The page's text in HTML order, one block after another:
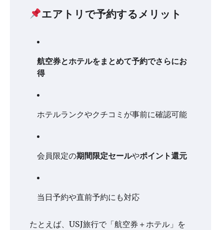
エアトリで予約するメリット
航空券とホテルをまとめて予約でさらにお
得
ホテルランクやクチコミが事前に確認可能
会員限定の期間限定セールやポイント還元
当日予約や直前予約にも対応
たとえば、USJ旅行で「航空券＋ホテル」を